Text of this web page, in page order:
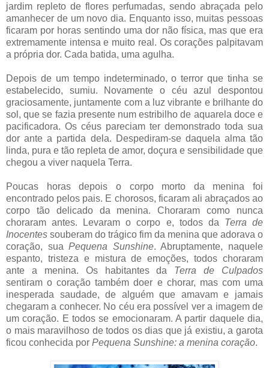
jardim repleto de flores perfumadas, sendo abraçada pelo
amanhecer de um novo dia. Enquanto isso, muitas pessoas
ficaram por horas sentindo uma dor não física, mas que era
extremamente intensa e muito real. Os corações palpitavam
a própria dor. Cada batida, uma agulha.
Depois de um tempo indeterminado, o terror que tinha se
estabelecido, sumiu. Novamente o céu azul despontou
graciosamente, juntamente com a luz vibrante e brilhante do
sol, que se fazia presente num estribilho de aquarela doce e
pacificadora. Os céus pareciam ter demonstrado toda sua
dor ante a partida dela. Despediram-se daquela alma tão
linda, pura e tão repleta de amor, doçura e sensibilidade que
chegou a viver naquela Terra.
Poucas horas depois o corpo morto da menina foi
encontrado pelos pais. E chorosos, ficaram ali abraçados ao
corpo tão delicado da menina. Choraram como nunca
choraram antes. Levaram o corpo e, todos da Terra de
Inocentes souberam do trágico fim da menina que adorava o
coração, suaPequena Sunshine. Abruptamente, naquele
espanto, tristeza e mistura de emoções, todos choraram
ante a menina. Os habitantes da Terra de Culpados
sentiram o coração também doer e chorar, mas com uma
inesperada saudade, de alguém que amavam e jamais
chegaram a conhecer. No céu era possível ver a imagem de
um coração. E todos se emocionaram. A partir daquele dia,
o mais maravilhoso de todos os dias que já existiu, a garota
ficou conhecida por Pequena Sunshine: a menina coração.